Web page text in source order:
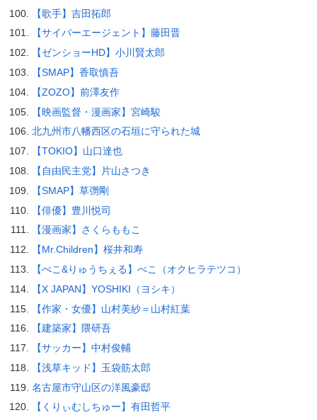
【歌手】吉田拓郎
【サイバーエージェント】藤田晋
【ゼンショーHD】小川賢太郎
【SMAP】香取慎吾
【ZOZO】前澤友作
【映画監督・漫画家】宮崎駿
北九州市八幡西区の石垣に守られた城
【TOKIO】山口達也
【自由民主党】片山さつき
【SMAP】草彅剛
【俳優】豊川悦司
【漫画家】さくらももこ
【Mr.Children】桜井和寿
【ぺこ&りゅうちぇる】ぺこ（オクヒラテツコ）
【X JAPAN】YOSHIKI（ヨシキ）
【作家・女優】山村美紗＝山村紅葉
【建築家】隈研吾
【サッカー】中村俊輔
【浅草キッド】玉袋筋太郎
名古屋市守山区の洋風豪邸
【くりぃむしちゅー】有田哲平